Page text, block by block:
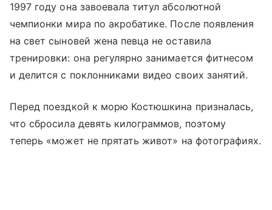
1997 году она завоевала титул абсолютной
чемпионки мира по акробатике. После появления
на свет сыновей жена певца не оставила
тренировки: она регулярно занимается фитнесом
и делится с поклонниками видео своих занятий.
Перед поездкой к морю Костюшкина призналась,
что сбросила девять килограммов, поэтому
теперь «может не прятать живот» на фотографиях.